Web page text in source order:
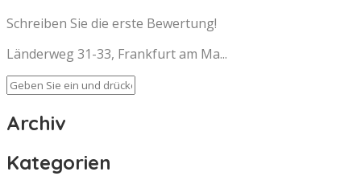
Schreiben Sie die erste Bewertung!
Länderweg 31-33, Frankfurt am Ma...
Archiv
Kategorien